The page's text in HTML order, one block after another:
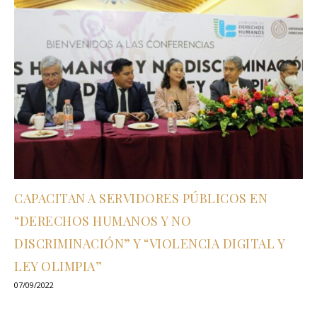
CAPACITAN A SERVIDORES PÚBLICOS EN
“DERECHOS HUMANOS Y NO
DISCRIMINACIÓN” Y “VIOLENCIA DIGITAL Y
LEY OLIMPIA”
07/09/2022